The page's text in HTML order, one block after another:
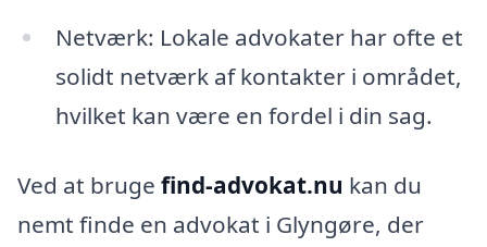
Netværk: Lokale advokater har ofte et
solidt netværk af kontakter i området,
hvilket kan være en fordel i din sag.
Ved at bruge find-advokat.nu kan du
nemt finde en advokat i Glyngøre, der